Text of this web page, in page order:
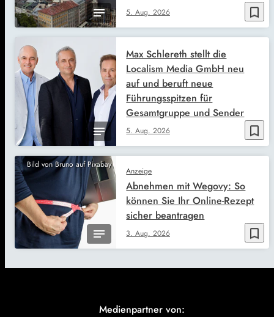
bookmark_border
5. Aug. 2026
bookmark_border
5. Aug. 2026
Max Schlereth stellt die
Localism Media GmbH neu
auf und beruft neue
Führungsspitzen für
Gesamtgruppe und Sender
Bild von Bruno auf Pixabay
bookmark_border
Anzeige
3. Aug. 2026
Abnehmen mit Wegovy: So
können Sie Ihr Online-Rezept
sicher beantragen
Medienpartner von: